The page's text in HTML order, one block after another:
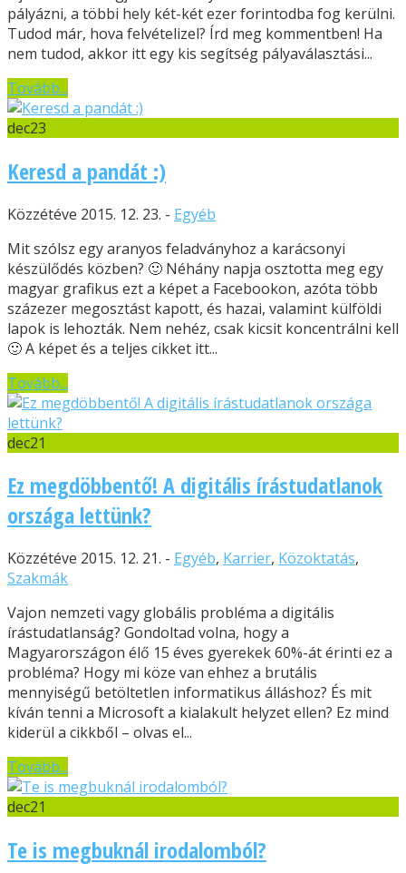
pályázni, a többi hely két-két ezer forintodba fog kerülni.
Tudod már, hova felvételizel? Írd meg kommentben! Ha
nem tudod, akkor itt egy kis segítség pályaválasztási...
Tovább...
dec23
Keresd a pandát :)
Közzétéve 2015. 12. 23. - Egyéb
Mit szólsz egy aranyos feladványhoz a karácsonyi
készülődés közben? 🙂 Néhány napja osztotta meg egy
magyar grafikus ezt a képet a Facebookon, azóta több
százezer megosztást kapott, és hazai, valamint külföldi
lapok is lehozták. Nem nehéz, csak kicsit koncentrálni kell
🙂 A képet és a teljes cikket itt...
Tovább...
dec21
Ez megdöbbentő! A digitális írástudatlanok
országa lettünk?
Közzétéve 2015. 12. 21. - Egyéb, Karrier, Közoktatás,
Szakmák
Vajon nemzeti vagy globális probléma a digitális
írástudatlanság? Gondoltad volna, hogy a
Magyarországon élő 15 éves gyerekek 60%-át érinti ez a
probléma? Hogy mi köze van ehhez a brutális
mennyiségű betöltetlen informatikus álláshoz? És mit
kíván tenni a Microsoft a kialakult helyzet ellen? Ez mind
kiderül a cikkből – olvas el...
Tovább...
dec21
Te is megbuknál irodalomból?